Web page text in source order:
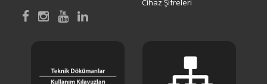
Cihaz Şifreleri